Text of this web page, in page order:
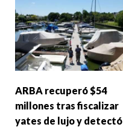
ARBA recuperó $54
millones tras fiscalizar
yates de lujo y detectó